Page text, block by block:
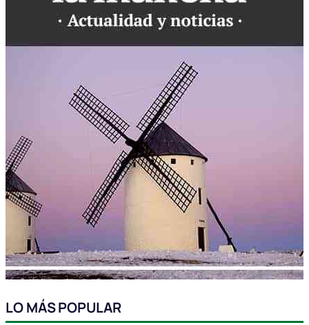
LO MÁS POPULAR